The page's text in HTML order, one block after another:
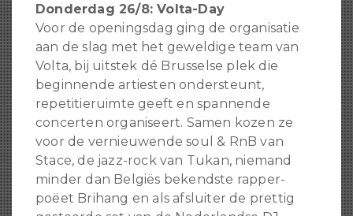
Donderdag 26/8: Volta-Day
Voor de openingsdag ging de organisatie
aan de slag met het geweldige team van
Volta, bij uitstek dé Brusselse plek die
beginnende artiesten ondersteunt,
repetitieruimte geeft en spannende
concerten organiseert. Samen kozen ze
voor de vernieuwende soul & RnB van
Stace, de jazz-rock van Tukan, niemand
minder dan Belgiës bekendste rapper-
poëet Brihang en als afsluiter de prettig